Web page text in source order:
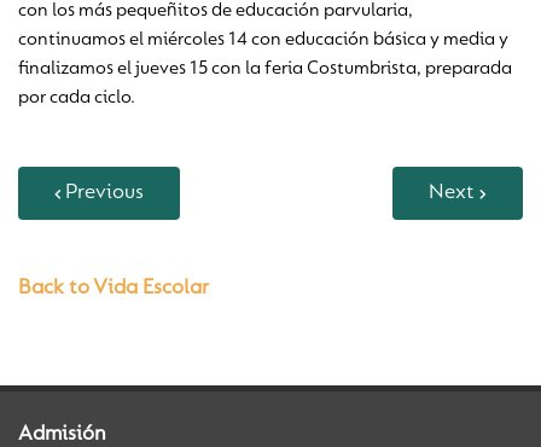
con los más pequeñitos de educación parvularia,
continuamos el miércoles 14 con educación básica y media y
finalizamos el jueves 15 con la feria Costumbrista, preparada
por cada ciclo.
Previous Next
Back to Vida Escolar
Admisión